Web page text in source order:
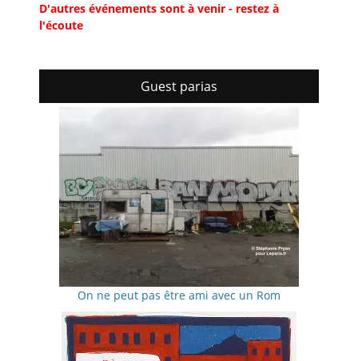
D'autres événements sont à venir - restez à
l'écoute
Guest parias
On ne peut pas être ami avec un Rom